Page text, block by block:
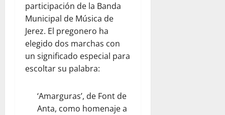
participación de la Banda
Municipal de Música de
Jerez. El pregonero ha
elegido dos marchas con
un significado especial para
escoltar su palabra:
‘Amarguras’, de Font de
Anta, como homenaje a